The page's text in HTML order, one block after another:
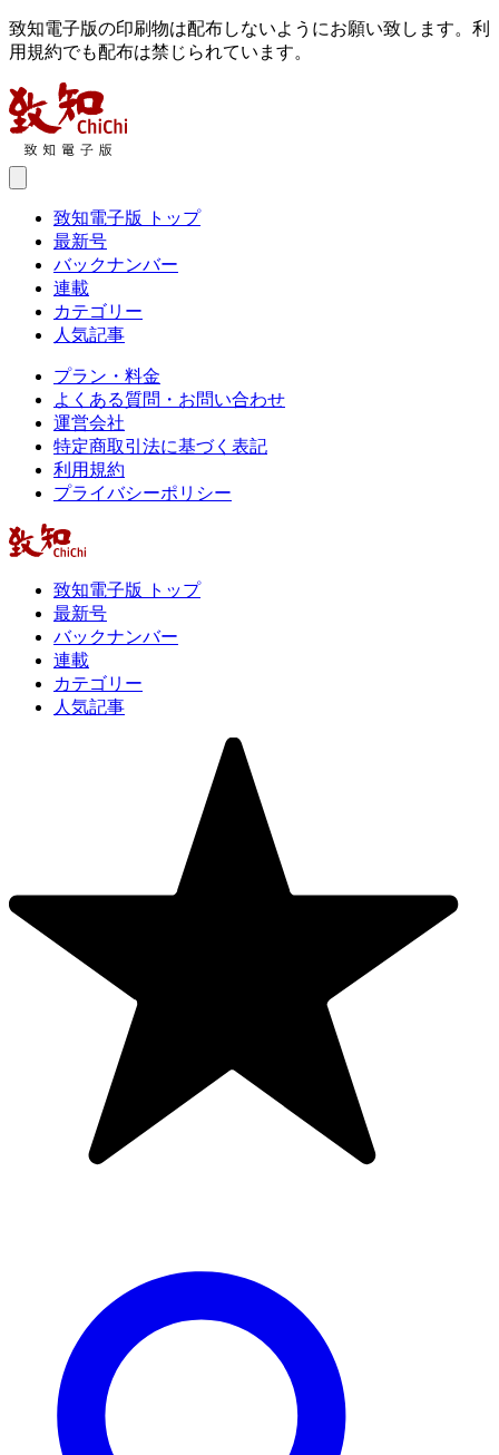
致知電子版の印刷物は配布しないようにお願い致します。利
用規約でも配布は禁じられています。
致知電子版 トップ
最新号
バックナンバー
連載
カテゴリー
人気記事
プラン・料金
よくある質問・お問い合わせ
運営会社
特定商取引法に基づく表記
利用規約
プライバシーポリシー
致知電子版 トップ
最新号
バックナンバー
連載
カテゴリー
人気記事